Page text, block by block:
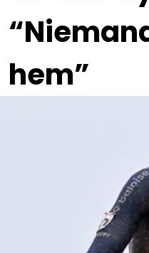
hem”